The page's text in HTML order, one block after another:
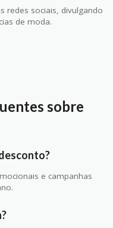
redes sociais, divulgando
de moda.
sobre
e campanhas